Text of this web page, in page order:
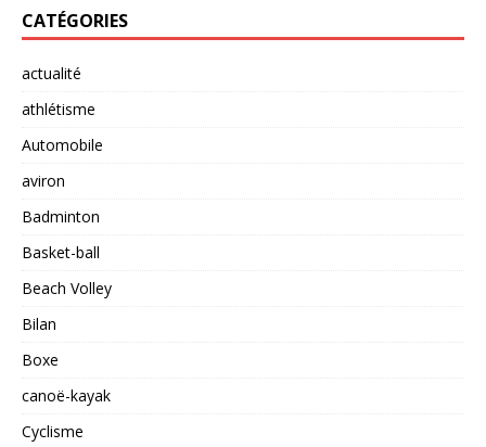
CATÉGORIES
actualité
athlétisme
Automobile
aviron
Badminton
Basket-ball
Beach Volley
Bilan
Boxe
canoë-kayak
Cyclisme